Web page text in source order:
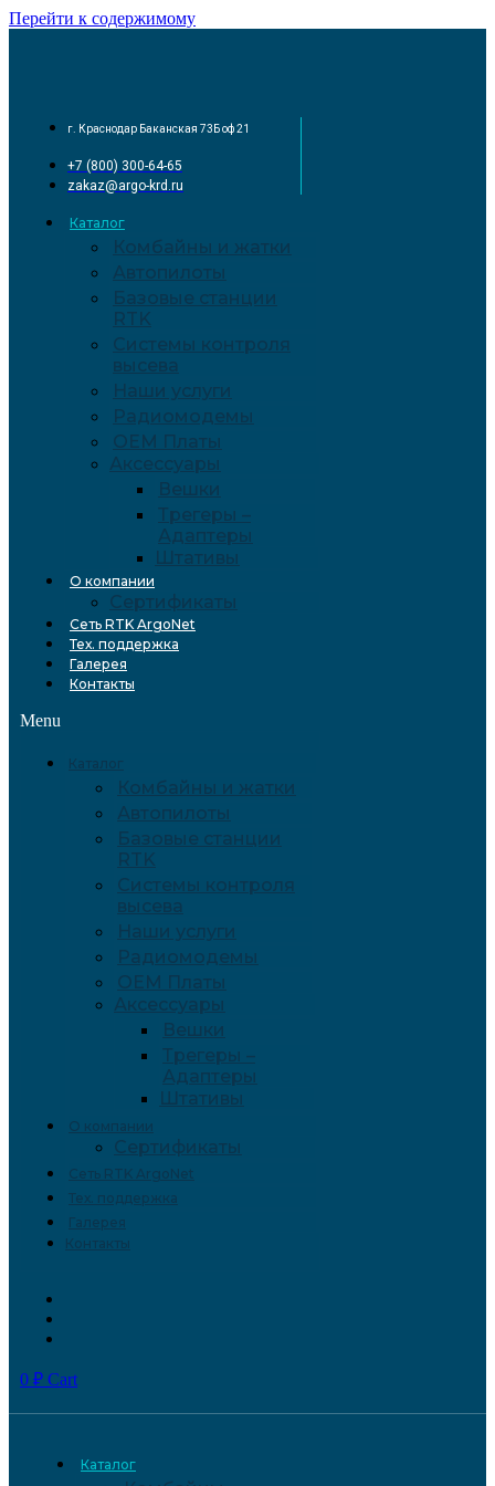
Перейти к содержимому
г. Краснодар Баканская 73Б оф 21
+7 (800) 300-64-65
zakaz@argo-krd.ru
Каталог
Комбайны и жатки
Автопилоты
Базовые станции
RTK
Системы контроля
высева
Наши услуги
Радиомодемы
OEM Платы
Аксессуары
Вешки
Трегеры –
Адаптеры
Штативы
О компании
Сертификаты
Сеть RTK ArgoNet
Тех. поддержка
Галерея
Контакты
Menu
Каталог
Комбайны и жатки
Автопилоты
Базовые станции
RTK
Системы контроля
высева
Наши услуги
Радиомодемы
OEM Платы
Аксессуары
Вешки
Трегеры –
Адаптеры
Штативы
О компании
Сертификаты
Сеть RTK ArgoNet
Тех. поддержка
Галерея
Контакты
0 ₽ Cart
Каталог